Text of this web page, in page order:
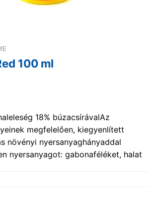
100 ml
18% búzacsírávalAz
megfelelően, kiegyenlített
növényi nyersanyaghányaddal
nyersanyagot: gabonaféléket, halat